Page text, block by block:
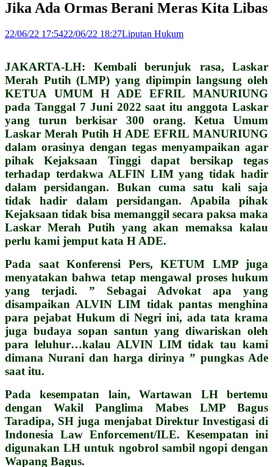
Jika Ada Ormas Berani Meras Kita Libas
22/06/22 17:5422/06/22 18:27Liputan Hukum
JAKARTA-LH: Kembali berunjuk rasa, Laskar
Merah Putih (LMP) yang dipimpin langsung oleh
KETUA UMUM H ADE EFRIL MANURIUNG
pada Tanggal 7 Juni 2022 saat itu anggota Laskar
yang turun berkisar 300 orang. Ketua Umum
Laskar Merah Putih H ADE EFRIL MANURIUNG
dalam orasinya dengan tegas menyampaikan agar
pihak Kejaksaan Tinggi dapat bersikap tegas
terhadap terdakwa ALFIN LIM yang tidak hadir
dalam persidangan. Bukan cuma satu kali saja
tidak hadir dalam persidangan. Apabila pihak
Kejaksaan tidak bisa memanggil secara paksa maka
Laskar Merah Putih yang akan memaksa kalau
perlu kami jemput kata H ADE.
Pada saat Konferensi Pers, KETUM LMP juga
menyatakan bahwa tetap mengawal proses hukum
yang terjadi. ” Sebagai Advokat apa yang
disampaikan ALVIN LIM tidak pantas menghina
para pejabat Hukum di Negri ini, ada tata krama
juga budaya sopan santun yang diwariskan oleh
para leluhur…kalau ALVIN LIM tidak tau kami
dimana Nurani dan harga dirinya ” pungkas Ade
saat itu.
Pada kesempatan lain, Wartawan LH bertemu
dengan Wakil Panglima Mabes LMP Bagus
Taradipa, SH juga menjabat Direktur Investigasi di
Indonesia Law Enforcement/ILE. Kesempatan ini
digunakan LH untuk ngobrol sambil ngopi dengan
Wapang Bagus.